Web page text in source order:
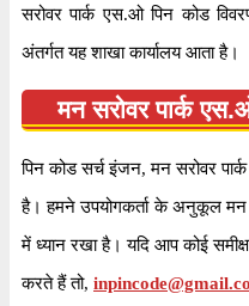
सरोवर पार्क एस.ओ पिन कोड
अंतर्गत यह शाखा कार्यालय आता है।
मन सरोवर पार्क
पिन कोड सर्च इंजन, मन सरोवर
है। हमने उपयोगकर्ता के अनुकूल मन
में ध्यान रखा है। यदि आप कोई
करते हैं तो,